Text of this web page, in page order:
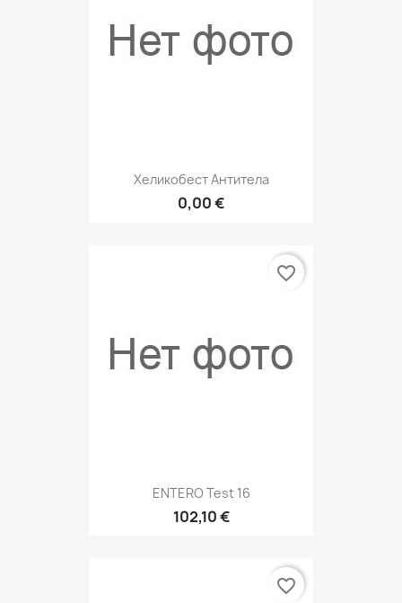
Хеликобест Антитела
0,00 €
ENTERO Test 16
102,10 €
favorite_border
favorite_border